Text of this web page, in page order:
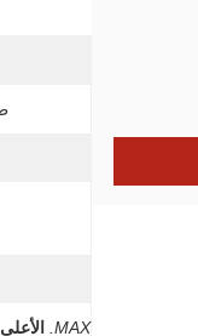
MAX.